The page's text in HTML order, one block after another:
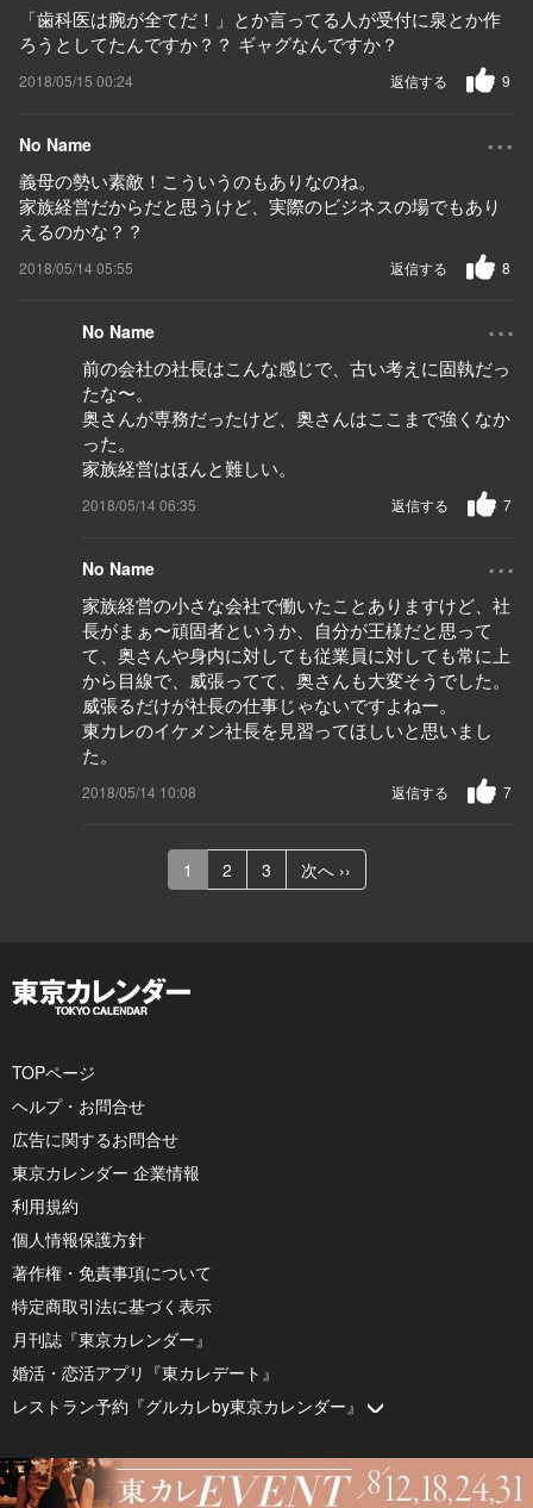
「歯科医は腕が全てだ！」とか言ってる人が受付に泉とか作
ろうとしてたんですか？？ ギャグなんですか？
2018/05/15 00:24 9
返信する
No Name ...
義母の勢い素敵！こういうのもありなのね。
家族経営だからだと思うけど、実際のビジネスの場でもあり
えるのかな？？
2018/05/14 05:55 8
返信する
No Name ...
前の会社の社長はこんな感じで、古い考えに固執だっ
たな〜。
奥さんが専務だったけど、奥さんはここまで強くなか
った。
家族経営はほんと難しい。
2018/05/14 06:35 7
返信する
No Name ...
家族経営の小さな会社で働いたことありますけど、社
長がまぁ〜頑固者というか、自分が王様だと思って
て、奥さんや身内に対しても従業員に対しても常に上
から目線で、威張ってて、奥さんも大変そうでした。
威張るだけが社長の仕事じゃないですよねー。
東カレのイケメン社長を見習ってほしいと思いまし
た。
2018/05/14 10:08 7
返信する
1 2 3 次へ ››
TOPページ
ヘルプ・お問合せ
広告に関するお問合せ
東京カレンダー 企業情報
利用規約
個人情報保護方針
著作権・免責事項について
特定商取引法に基づく表示
月刊誌『東京カレンダー』
婚活・恋活アプリ『東カレデート』
レストラン予約『グルカレby東京カレンダー』